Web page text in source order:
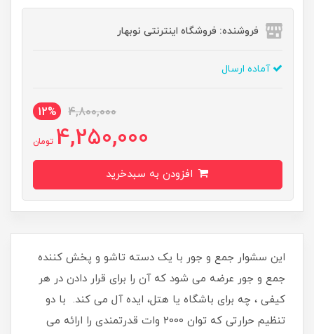
فروشنده: فروشگاه اینترنتی نوبهار
آماده ارسال
4,800,000
12%
4,250,000 تومان
این سشوار جمع و جور با یک دسته تاشو و پخش کننده
جمع و جور عرضه می شود که آن را برای قرار دادن در هر
کیفی ، چه برای باشگاه یا هتل، ایده آل می کند. با دو
تنظیم حرارتی که توان 2000 وات قدرتمندی را ارائه می